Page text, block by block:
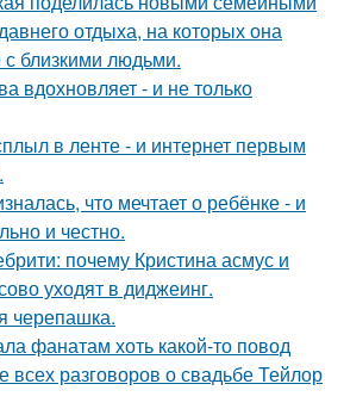
отдыха, на которых она
с близкими людьми.
вдохновляет - и не только
в ленте - и интернет первым
что мечтает о ребёнке - и
и честно.
почему Кристина асмус и
уходят в диджеинг.
черепашка.
фанатам хоть какой-то повод
всех разговоров о свадьбе Тейлор